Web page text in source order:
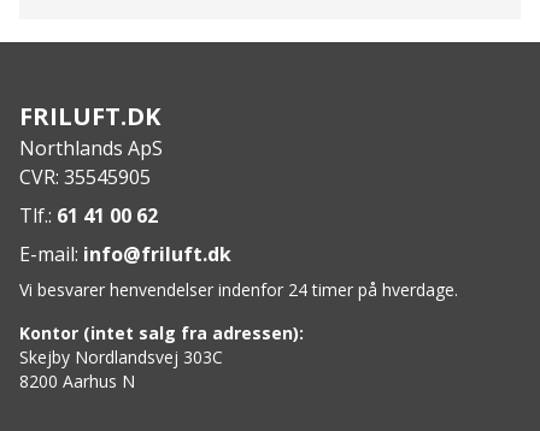
genopfyldning
Specs:
Materiale: rustfrit stål
Isolering: dobbeltvægget vakuum
FRILUFT.DK
Northlands ApS
CVR: 35545905
Tlf.: 61 41 00 62
E-mail: info@friluft.dk
Vi besvarer henvendelser indenfor 24 timer på hverdage.
Kontor (intet salg fra adressen):
Skejby Nordlandsvej 303C
8200 Aarhus N